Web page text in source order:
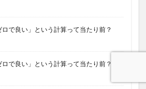
で良い」という計算って当たり前？
で良い」という計算って当たり前？